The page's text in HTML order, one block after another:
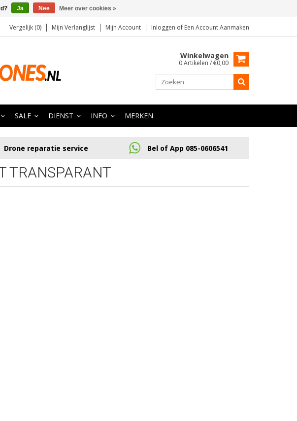
Vergelijk (0) Mijn Verlanglijst Mijn Account Inloggen of Een Account Aanmaken
Winkelwagen
0 Artikelen / €0,00
SALE DIENST INFO MERKEN
Drone reparatie service Bel of App 085-0606541
TRANSPARANT
Ja Nee Meer over cookies »